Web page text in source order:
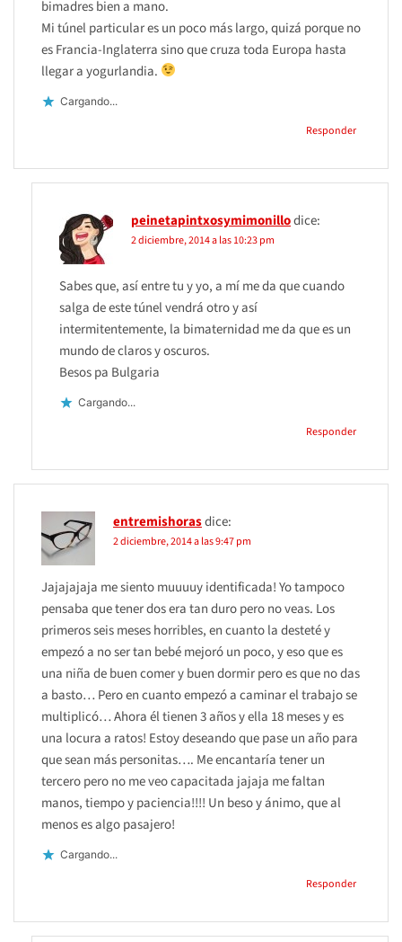
bimadres bien a mano.
Mi túnel particular es un poco más largo, quizá porque no
es Francia-Inglaterra sino que cruza toda Europa hasta
llegar a yogurlandia.
Cargando...
Responder
peinetapintxosymimonillodice:
2 diciembre, 2014 a las 10:23 pm
Sabes que, así entre tu y yo, a mí me da que cuando
salga de este túnel vendrá otro y así
intermitentemente, la bimaternidad me da que es un
mundo de claros y oscuros.
Besos pa Bulgaria
Cargando...
Responder
entremishorasdice:
2 diciembre, 2014 a las 9:47 pm
Jajajajaja me siento muuuuy identificada! Yo tampoco
pensaba que tener dos era tan duro pero no veas. Los
primeros seis meses horribles, en cuanto la desteté y
empezó a no ser tan bebé mejoró un poco, y eso que es
una niña de buen comer y buen dormir pero es que no das
a basto… Pero en cuanto empezó a caminar el trabajo se
multiplicó… Ahora él tienen 3 años y ella 18 meses y es
una locura a ratos! Estoy deseando que pase un año para
que sean más personitas…. Me encantaría tener un
tercero pero no me veo capacitada jajaja me faltan
manos, tiempo y paciencia!!!! Un beso y ánimo, que al
menos es algo pasajero!
Cargando...
Responder